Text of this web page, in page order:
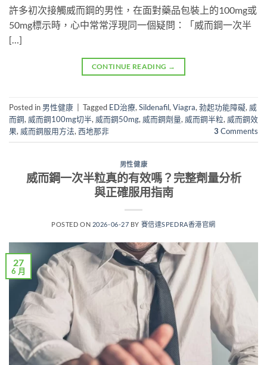
許多初次接觸威而鋼的男性，在面對藥品包裝上的100mg或
50mg標示時，心中常常浮現同一個疑問：「威而鋼一次半
[…]
CONTINUE READING →
Posted in 男性健康 Tagged ED治療,Sildenafil,Viagra,勃起功能障礙, 威
而鋼, 威而鋼100mg切半, 威而鋼50mg, 威而鋼劑量, 威而鋼半粒, 威而鋼效
果, 威而鋼服用方法,西地那非 3 Comments
男性健康
威而鋼一次半粒真的有效嗎？完整劑量分析
與正確服用指南
POSTED ON 2026-06-27 BY 賽倍達SPEDRA香港官網
27
6 月